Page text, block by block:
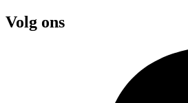
Volg ons